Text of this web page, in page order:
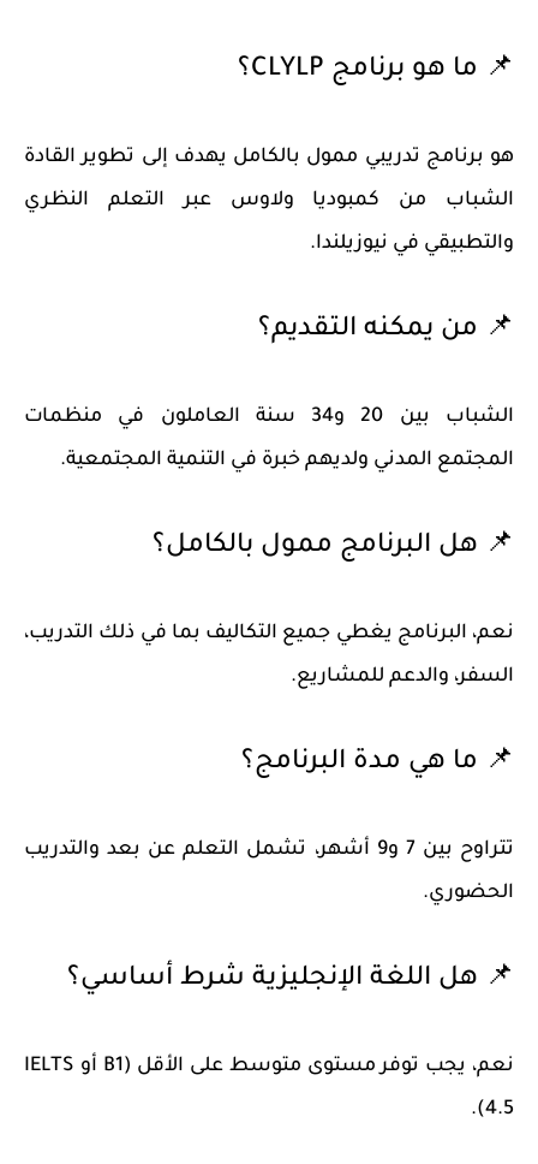
📌 ما هو برنامج CLYLP؟
هو برنامج تدريبي ممول بالكامل يهدف إلى تطوير القادة
الشباب من كمبوديا ولاوس عبر التعلم النظري
والتطبيقي في نيوزيلندا.
📌 من يمكنه التقديم؟
الشباب بين 20 و34 سنة العاملون في منظمات
المجتمع المدني ولديهم خبرة في التنمية المجتمعية.
📌 هل البرنامج ممول بالكامل؟
نعم، البرنامج يغطي جميع التكاليف بما في ذلك التدريب،
السفر، والدعم للمشاريع.
📌 ما هي مدة البرنامج؟
تتراوح بين 7 و9 أشهر، تشمل التعلم عن بعد والتدريب
الحضوري.
📌 هل اللغة الإنجليزية شرط أساسي؟
نعم، يجب توفر مستوى متوسط على الأقل (B1 أو IELTS
4.5).